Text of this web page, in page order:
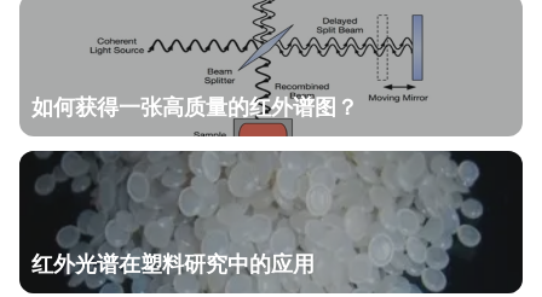
如何获得一张高质量的红外谱图？
红外光谱在塑料研究中的应用